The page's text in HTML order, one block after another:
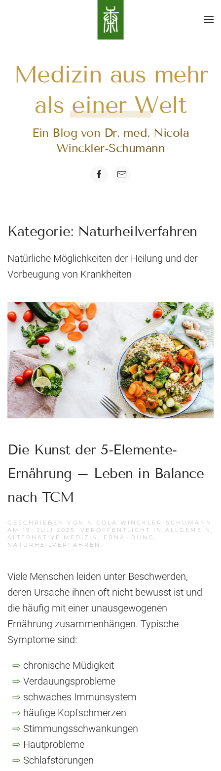
Medizin aus mehr
als einer Welt
Ein Blog von Dr. med. Nicola
Winckler-Schumann
Kategorie: Naturheilverfahren
Natürliche Möglichkeiten der Heilung und der
Vorbeugung von Krankheiten
Die Kunst der 5-Elemente-
Ernährung – Leben in Balance
nach TCM
GESCHRIEBEN VON NICOLA WINCKLER-SCHUMANN
AM 19. JULI 2025 . VERÖFFENTLICHT IN ALLGEMEIN
ALTERNATIVE MEDIZIN
ERNÄHRUNG
NATURHEILVERFAHREN .
Viele Menschen leiden unter Beschwerden,
deren Ursache ihnen oft nicht bewusst ist und
die häufig mit einer unausgewogenen
Ernährung zusammenhängen. Typische
Symptome sind:
chronische Müdigkeit
Verdauungsprobleme
schwaches Immunsystem
häufige Kopfschmerzen
Stimmungsschwankungen
Hautprobleme
Schlafstörungen